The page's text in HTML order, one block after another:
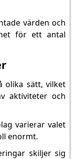
värden och
för ett antal
olika sätt, vilket
aktiviteter och
varierar valet
enormt.
skiljer sig